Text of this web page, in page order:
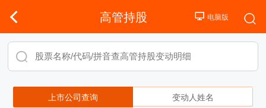
高管持股
上市公司查询 变动人姓名